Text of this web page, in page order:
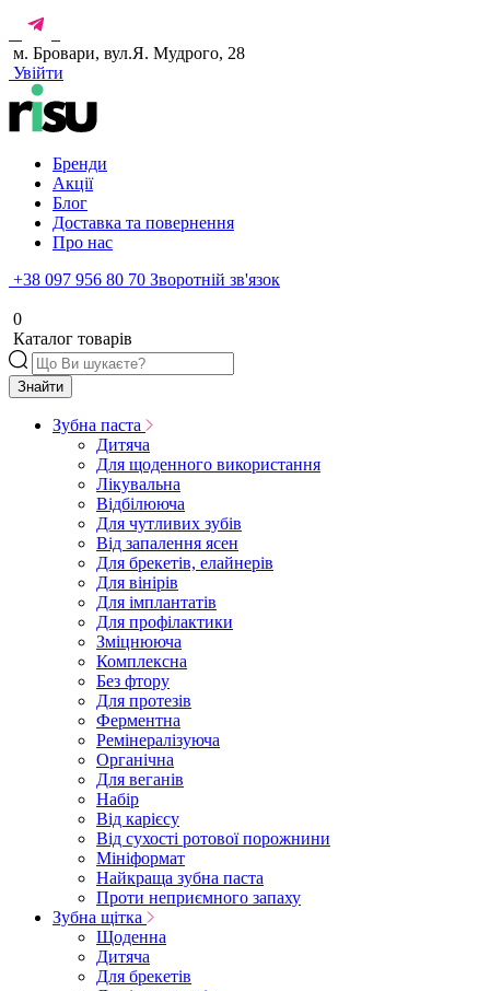
м. Бровари, вул.Я. Мудрого, 28
Увійти
Бренди
Акції
Блог
Доставка та повернення
Про нас
+38 097 956 80 70 Зворотній зв'язок
0
Каталог товарів
Знайти
Зубна паста
Дитяча
Для щоденного використання
Лікувальна
Відбілююча
Для чутливих зубів
Від запалення ясен
Для брекетів, елайнерів
Для вінірів
Для імплантатів
Для профілактики
Зміцнююча
Комплексна
Без фтору
Для протезів
Ферментна
Ремінералізуюча
Органічна
Для веганів
Набір
Від карієсу
Від сухості ротової порожнини
Мініформат
Найкраща зубна паста
Проти неприємного запаху
Зубна щітка
Щоденна
Дитяча
Для брекетів